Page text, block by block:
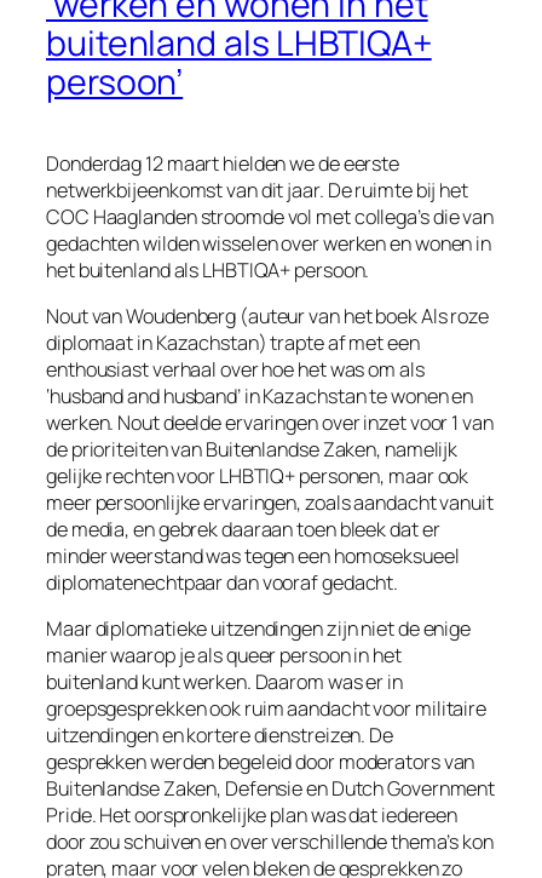
buitenland als LHBTIQA+
persoon’
Donderdag 12 maart hielden we de eerste
netwerkbijeenkomst van dit jaar. De ruimte bij het
COC Haaglanden stroomde vol met collega’s die van
gedachten wilden wisselen over werken en wonen in
het buitenland als LHBTIQA+ persoon.
Nout van Woudenberg (auteur van het boek Als roze
diplomaat in Kazachstan) trapte af met een
enthousiast verhaal over hoe het was om als
‘husband and husband’ in Kazachstan te wonen en
werken. Nout deelde ervaringen over inzet voor 1 van
de prioriteiten van Buitenlandse Zaken, namelijk
gelijke rechten voor LHBTIQ+ personen, maar ook
meer persoonlijke ervaringen, zoals aandacht vanuit
de media, en gebrek daaraan toen bleek dat er
minder weerstand was tegen een homoseksueel
diplomatenechtpaar dan vooraf gedacht.
Maar diplomatieke uitzendingen zijn niet de enige
manier waarop je als queer persoon in het
buitenland kunt werken. Daarom was er in
groepsgesprekken ook ruim aandacht voor militaire
uitzendingen en kortere dienstreizen. De
gesprekken werden begeleid door moderators van
Buitenlandse Zaken, Defensie en Dutch Government
Pride. Het oorspronkelijke plan was dat iedereen
door zou schuiven en over verschillende thema’s kon
praten, maar voor velen bleken de gesprekken zo